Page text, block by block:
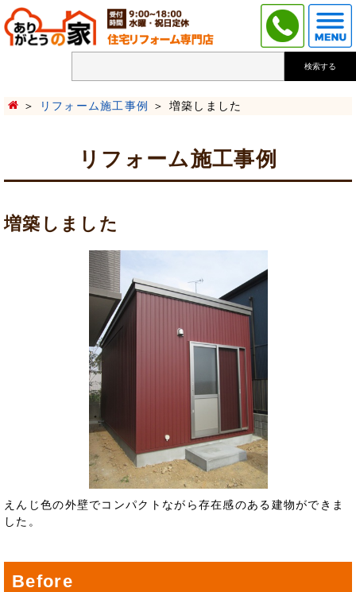
検索する
リフォーム施工事例 増築しました
リフォーム施工事例
増築しました
えんじ色の外壁でコンパクトながら存在感のある建物ができま
した。
Before